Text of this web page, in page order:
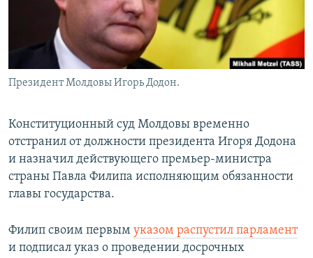
Президент Молдовы Игорь Додон.
Конституционный суд Молдовы временно
отстранил от должности президента Игоря Додона
и назначил действующего премьер-министра
страны Павла Филипа исполняющим обязанности
главы государства.
Филип своим первым указом распустил парламент
и подписал указ о проведении досрочных